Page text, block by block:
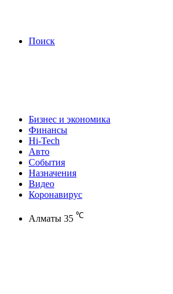
Поиск
Бизнес и экономика
Финансы
Hi-Tech
Авто
События
Назначения
Видео
Коронавирус
Алматы 35 ℃